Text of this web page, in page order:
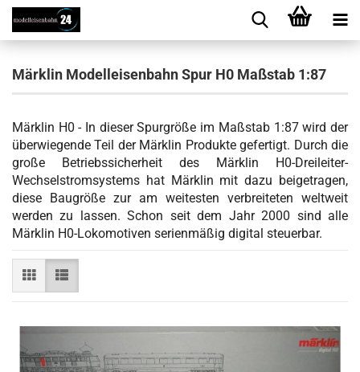
Märklin Modelleisenbahn Spur H0 Maßstab 1:87
Märklin H0 - In dieser Spurgröße im Maßstab 1:87 wird der
überwiegende Teil der Märklin Produkte gefertigt. Durch die
große Betriebssicherheit des Märklin H0-Dreileiter-
Wechselstromsystems hat Märklin mit dazu beigetragen,
diese Baugröße zur am weitesten verbreiteten weltweit
werden zu lassen. Schon seit dem Jahr 2000 sind alle
Märklin H0-Lokomotiven serienmäßig digital steuerbar.